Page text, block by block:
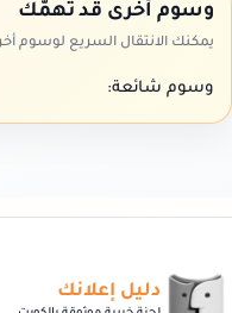
وسوم أخرى قد تهمّك
يمكنك الانتقال السريع لوسوم
وسوم شائعة:
دليل إعلانك